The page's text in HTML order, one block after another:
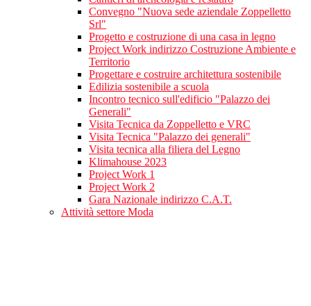
Convegno "Nuova sede aziendale Zoppelletto
Srl"
Progetto e costruzione di una casa in legno
Project Work indirizzo Costruzione Ambiente e
Territorio
Progettare e costruire architettura sostenibile
Edilizia sostenibile a scuola
Incontro tecnico sull'edificio "Palazzo dei
Generali"
Visita Tecnica da Zoppelletto e VRC
Visita Tecnica "Palazzo dei generali"
Visita tecnica alla filiera del Legno
Klimahouse 2023
Project Work 1
Project Work 2
Gara Nazionale indirizzo C.A.T.
Attività settore Moda